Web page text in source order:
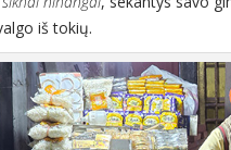
iš tokių.